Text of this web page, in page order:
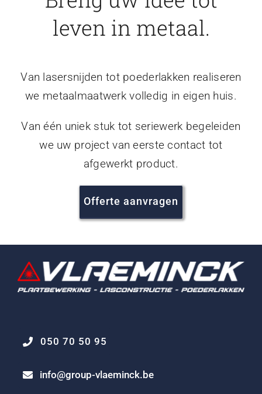
leven in metaal.
Van lasersnijden tot poederlakken realiseren
we metaalmaatwerk volledig in eigen huis.
Van één uniek stuk tot seriewerk begeleiden
we uw project van eerste contact tot
afgewerkt product.
Offerte aanvragen
050 70 50 95
info@group-vlaeminck.be